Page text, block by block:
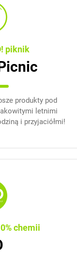
piknik
produkty pod
letnimi
i przyjaciółmi!
chemii